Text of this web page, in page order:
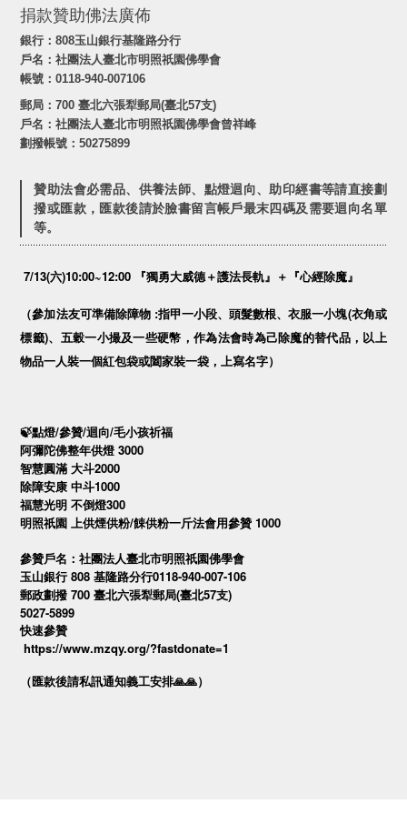
捐款贊助佛法廣佈
銀行：808玉山銀行基隆路分行
戶名：社團法人臺北市明照祇園佛學會
帳號：0118-940-007106
郵局：700 臺北六張犁郵局(臺北57支)
戶名：社團法人臺北市明照祇園佛學會曾祥峰
劃撥帳號：50275899
贊助法會必需品、供養法師、點燈迴向、助印經書等請直接劃
撥或匯款，匯款後請於臉書留言帳戶最末四碼及需要迴向名單
等。
7/13(六)10:00~12:00 『獨勇大威德＋護法長軌』＋『心經除魔』
（參加法友可準備除障物:指甲一小段、頭髮數根、衣服一小塊(衣角或
標籤)、五穀一小撮及一些硬幣，作為法會時為己除魔的替代品，以上
物品一人裝一個紅包袋或闔家裝一袋，上寫名字）
🍃點燈/參贊/迴向/毛小孩祈福
阿彌陀佛整年供燈 3000
智慧圓滿 大斗2000
除障安康 中斗1000
福慧光明 不倒燈300
明照祇園 上供煙供粉/餗供粉一斤法會用參贊 1000
參贊戶名：社團法人臺北市明照祇園佛學會
玉山銀行 808 基隆路分行0118-940-007-106
郵政劃撥 700 臺北六張犁郵局(臺北57支)
5027-5899
快速參贊
https://www.mzqy.org/?fastdonate=1
（匯款後請私訊通知義工安排🙏🙏）